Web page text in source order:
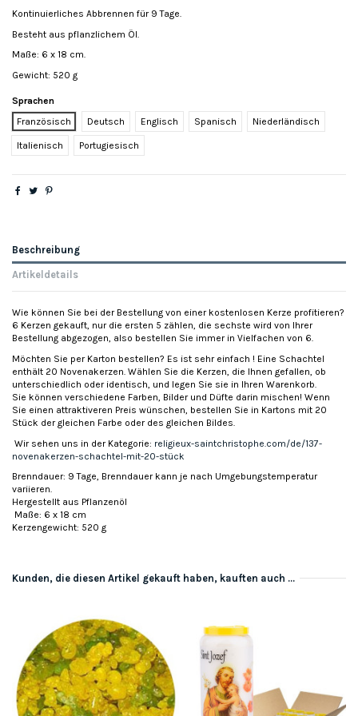
Kontinuierliches Abbrennen für 9 Tage.
Besteht aus pflanzlichem Öl.
Maße: 6 x 18 cm.
Gewicht: 520 g
Sprachen
Französisch
Deutsch Englisch Spanisch Niederländisch
Italienisch Portugiesisch
Beschreibung
Artikeldetails
Wie können Sie bei der Bestellung von einer kostenlosen Kerze profitieren?
6 Kerzen gekauft, nur die ersten 5 zählen, die sechste wird von Ihrer
Bestellung abgezogen, also bestellen Sie immer in Vielfachen von 6.
Möchten Sie per Karton bestellen? Es ist sehr einfach ! Eine Schachtel
enthält 20 Novenakerzen. Wählen Sie die Kerzen, die Ihnen gefallen, ob
unterschiedlich oder identisch, und legen Sie sie in Ihren Warenkorb.
Sie können verschiedene Farben, Bilder und Düfte darin mischen! Wenn
Sie einen attraktiveren Preis wünschen, bestellen Sie in Kartons mit 20
Stück der gleichen Farbe oder des gleichen Bildes.
Wir sehen uns in der Kategorie: religieux-saintchristophe.com/de/137-
novenakerzen-schachtel-mit-20-stück
Brenndauer: 9 Tage, Brenndauer kann je nach Umgebungstemperatur
variieren.
Hergestellt aus Pflanzenöl
Maße: 6 x 18 cm
Kerzengewicht: 520 g
Kunden, die diesen Artikel gekauft haben, kauften auch ...